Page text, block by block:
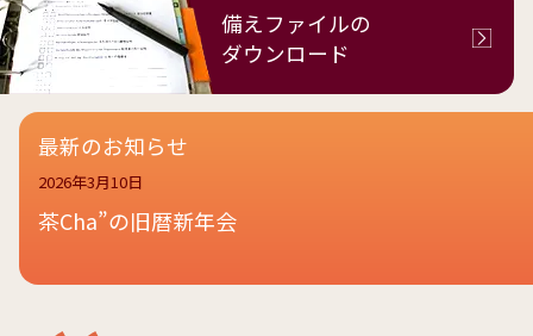
備えファイルの
ダウンロード
最新のお知らせ
2026年3月10日
茶Cha”の旧暦新年会